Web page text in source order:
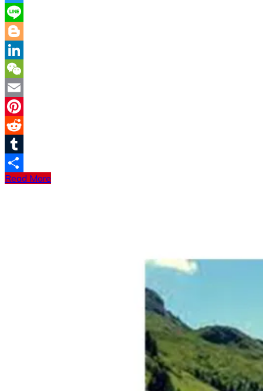
Twitter
Line
Blogger
LinkedIn
WeChat
Email
Pinterest
Reddit
Tumblr
分
Read More